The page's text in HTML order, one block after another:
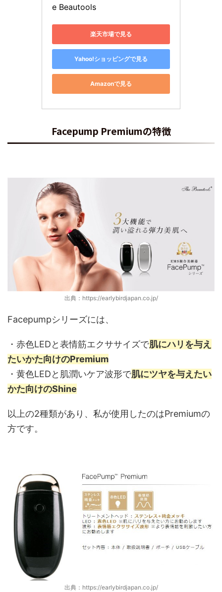
e Beautools
楽天市場で見る
Yahoo!ショッピングで見る
Amazonで見る
Facepump Premiumの特徴
出典：https://earlybirdjapan.co.jp/
Facepumpシリーズには、
・赤色LEDと表情筋エクササイズで肌にハリを与え
たいかた向けのPremium
・黄色LEDと肌潤いケア波形で肌にツヤを与えたい
かた向けのShine
以上の2種類があり、私が使用したのはPremiumの
方です。
出典：https://earlybirdjapan.co.jp/